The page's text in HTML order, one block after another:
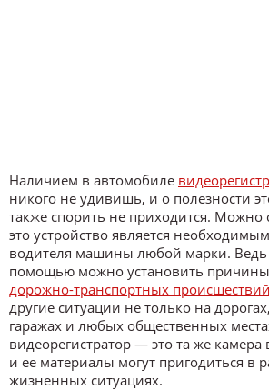
Наличием в автомобиле
никого не удивишь, и о полезности
также спорить не приходится. Можно
это устройство является
водителя машины любой марки. Ведь
помощью можно установить
дорожно-транспортных происшествий
другие ситуации не только на
гаражах и любых общественных
видеорегистратор — это та же
и ее материалы могут пригодиться в
жизненных ситуациях.